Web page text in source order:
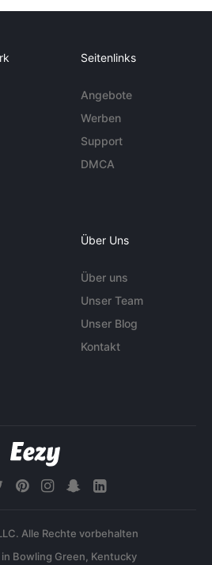
Seitenlinks
Angebote
Werben
Support
DMCA
Über Uns
Über uns
Unser Team
Unser Blog
Kontakt
Alle Rechte vorbehalten